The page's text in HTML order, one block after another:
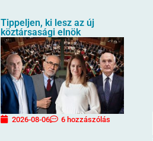
Tippeljen, ki lesz az új
köztársasági elnök
2026-08-06 6 hozzászólás